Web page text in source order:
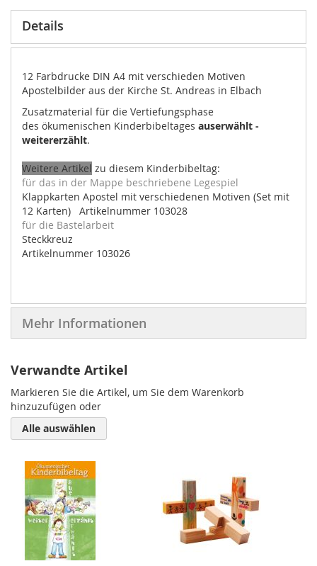
Details
12 Farbdrucke DIN A4 mit verschieden Motiven
Apostelbilder aus der Kirche St. Andreas in Elbach
Zusatzmaterial für die Vertiefungsphase
des ökumenischen Kinderbibeltages auserwählt -
weitererzählt.
Weitere Artikel zu diesem Kinderbibeltag:
für das in der Mappe beschriebene Legespiel
Klappkarten Apostel mit verschiedenen Motiven (Set mit
12 Karten) Artikelnummer 103028
für die Bastelarbeit
Steckkreuz
Artikelnummer 103026
Mehr Informationen
Verwandte Artikel
Markieren Sie die Artikel, um Sie dem Warenkorb
hinzuzufügen oder
Alle auswählen